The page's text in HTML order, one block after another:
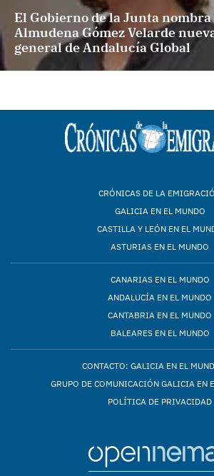
El Gobierno de la Junta
Almudena Gómez Velarde
general de Andalucía Global
CRÓNICAS DE LA
GALICIA EN EL MUNDO
CASTILLA Y LEÓN EN EL
ASTURIAS EN EL MUNDO
CANARIAS EN EL MUNDO
ANDALUCÍA EN EL MUNDO
CANTABRIA EN EL MUNDO
BALEARES EN EL MUNDO
CONTACTO: GALICIA EN EL
GRUPO DE COMUNICACIÓN GALICIA EN
POLÍTICA DE PRIVACIDAD